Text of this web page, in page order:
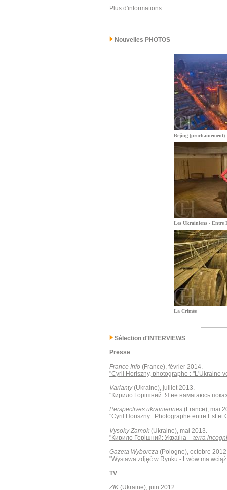
Plus d'informations
Nouvelles PHOTOS
Bejing (prochainement)
Les Ukrainiens - Entre
La Crimée
Sélection d'INTERVIEWS
Presse
France Info (France), février 2014.
"Cyril Horiszny, photographe : "L'Ukraine
Varianty(Ukraine), juillet 2013.
"Кирило Горішний: Я не намагаюсь
Perspectives ukrainiennes (France), mai
"Cyril Horiszny : Photographe entre Est et
Vysoky Zamok (Ukraine), mai 2013.
"Кирило Горішний: Україна – terra
Gazeta Wyborcza (Pologne), octobre
"Wystawa zdjęć w Rynku - Lwów ma
TV
ZIK (Ukraine), juin 2012.